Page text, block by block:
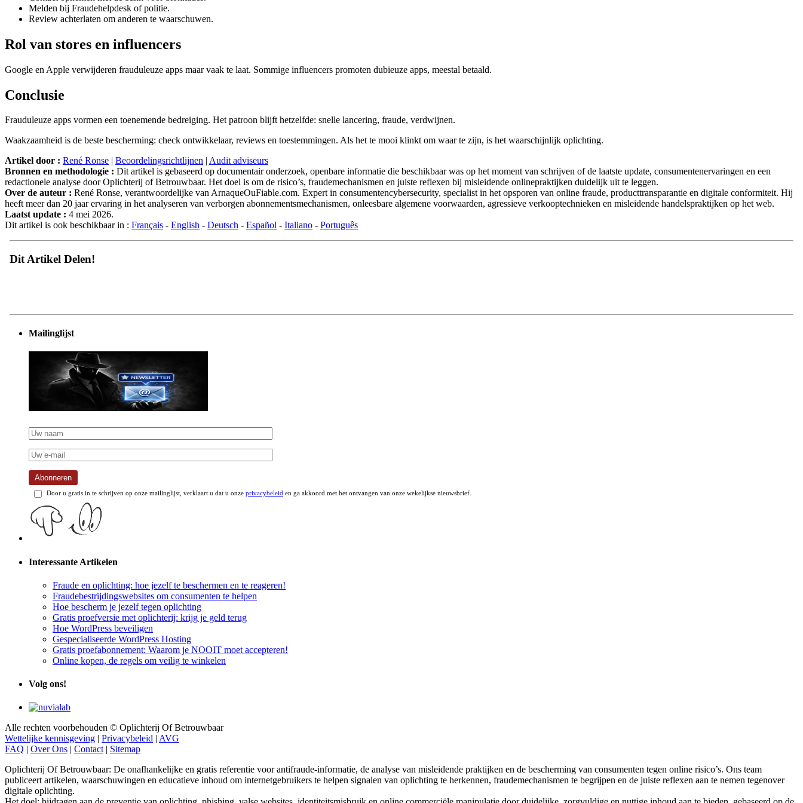
Melden bij Fraudehelpdesk of politie.
Review achterlaten om anderen te waarschuwen.
Rol van stores en influencers
Google en Apple verwijderen frauduleuze apps maar vaak te laat. Sommige influencers promoten dubieuze apps, meestal betaald.
Conclusie
Frauduleuze apps vormen een toenemende bedreiging. Het patroon blijft hetzelfde: snelle lancering, fraude, verdwijnen.
Waakzaamheid is de beste bescherming: check ontwikkelaar, reviews en toestemmingen. Als het te mooi klinkt om waar te zijn, is het waarschijnlijk oplichting.
Artikel door : René Ronse Beoordelingsrichtlijnen Audit adviseurs
Bronnen en methodologie : Dit artikel is gebaseerd op documentair onderzoek, openbare informatie die beschikbaar was op het moment van schrijven of de laatste update, consumentenervaringen en een
redactionele analyse door Oplichterij of Betrouwbaar. Het doel is om de risico’s, fraudemechanismen en juiste reflexen bij misleidende onlinepraktijken duidelijk uit te leggen.
Over de auteur : René Ronse, verantwoordelijke van ArnaqueOuFiable.com. Expert in consumentencybersecurity, specialist in het opsporen van online fraude, producttransparantie en digitale conformiteit. Hij
heeft meer dan 20 jaar ervaring in het analyseren van verborgen abonnementsmechanismen, onleesbare algemene voorwaarden, agressieve verkooptechnieken en misleidende handelspraktijken op het web.
Laatst update : 4 mei 2026.
Dit artikel is ook beschikbaar in : Français - English - Deutsch - Español - Italiano - Português
Dit Artikel Delen!
Mailinglijst
Abonneren
Door u gratis in te schrijven op onze mailinglijst, verklaart u dat u onze privacybeleid en ga akkoord met het ontvangen van onze wekelijkse nieuwsbrief.
Interessante Artikelen
Fraude en oplichting: hoe jezelf te beschermen en te reageren!
Fraudebestrijdingswebsites om consumenten te helpen
Hoe bescherm je jezelf tegen oplichting
Gratis proefversie met oplichterij: krijg je geld terug
Hoe WordPress beveiligen
Gespecialiseerde WordPress Hosting
Gratis proefabonnement: Waarom je NOOIT moet accepteren!
Online kopen, de regels om veilig te winkelen
Volg ons!
Alle rechten voorbehouden © Oplichterij Of Betrouwbaar
Wettelijke kennisgeving | Privacybeleid | AVG
FAQ | Over Ons | Contact| Sitemap
Oplichterij Of Betrouwbaar: De onafhankelijke en gratis referentie voor antifraude-informatie, de analyse van misleidende praktijken en de bescherming van consumenten tegen online risico’s. Ons team
publiceert artikelen, waarschuwingen en educatieve inhoud om internetgebruikers te helpen signalen van oplichting te herkennen, fraudemechanismen te begrijpen en de juiste reflexen aan te nemen tegenover
digitale oplichting.